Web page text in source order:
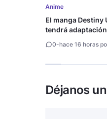
Anime
El manga Destiny
tendrá
0-hace 16 horas
Déjanos